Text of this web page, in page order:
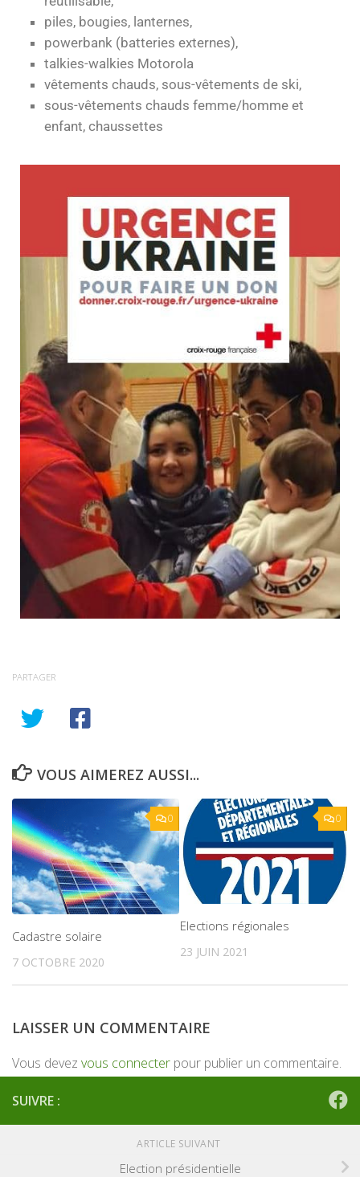
piles, bougies, lanternes,
powerbank (batteries externes),
talkies-walkies Motorola
vêtements chauds, sous-vêtements de ski,
sous-vêtements chauds femme/homme et
enfant, chaussettes
PARTAGER
VOUS AIMEREZ AUSSI...
0
Cadastre solaire
7 OCTOBRE 2020
0
Elections régionales
23 JUIN 2021
LAISSER UN COMMENTAIRE
Vous devez vous connecter pour publier un commentaire.
SUIVRE :
ARTICLE SUIVANT
Election présidentielle